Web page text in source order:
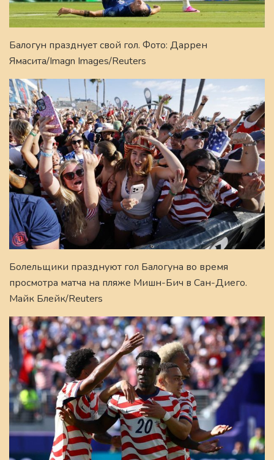
Балогун празднует свой гол. Фото: Даррен
Ямасита/Imagn Images/Reuters
Болельщики празднуют гол Балогуна во время
просмотра матча на пляже Мишн-Бич в Сан-Диего.
Майк Блейк/Reuters